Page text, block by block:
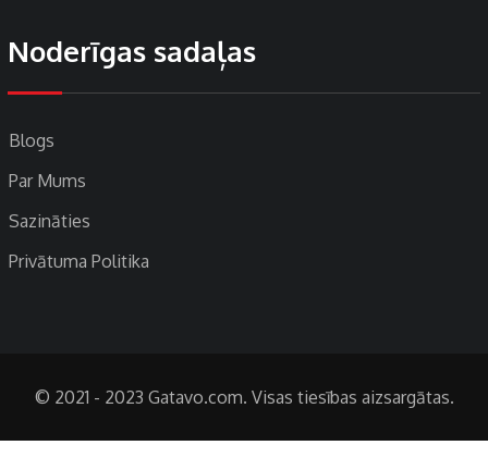
Noderīgas sadaļas
Blogs
Par Mums
Sazināties
Privātuma Politika
© 2021 - 2023 Gatavo.com. Visas tiesības aizsargātas.